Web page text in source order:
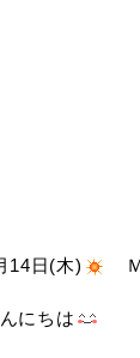
14日(木)
にちは